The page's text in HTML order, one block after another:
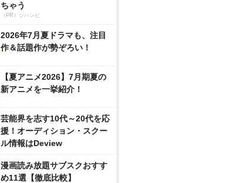
ちゃう
（PR）ジハンピ
2026年7月夏ドラマも、注目
作＆話題作が勢ぞろい！
【夏アニメ2026】7月期夏の
新アニメを一挙紹介！
芸能界を志す10代～20代を応
援！オーディション・スクー
ル情報はDeview
漫画読み放題サブスクおすす
め11選【徹底比較】